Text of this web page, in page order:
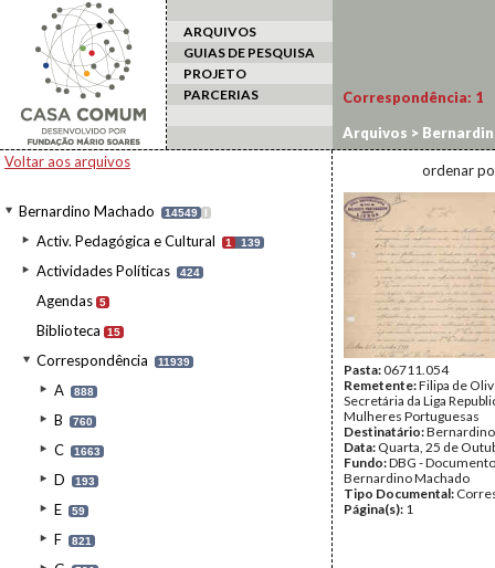
ARQUIVOS
GUIAS DE PESQUISA
PROJETO
PARCERIAS
Voltar aos arquivos
Bernardino Machado 14549 I
Activ. Pedagógica e Cultural 1 139
Actividades Políticas 424
Agendas 5
Biblioteca 15
Correspondência 11939
A 888
B 760
C 1663
D 193
E 59
F 821
Correspondência: 1
Arquivos >
ordenar
Pasta:06711.054
Remetente:Filipa de
Secretária da Liga
Mulheres Portuguesas
Destinatário:
Data: Quarta, 25 de
Fundo:DBG -
Bernardino Machado
Tipo Documental:
Página(s): 1